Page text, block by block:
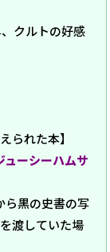
クルトの好感
られた本】
ューシーハムサ
ら黒の史書の写
渡していた場